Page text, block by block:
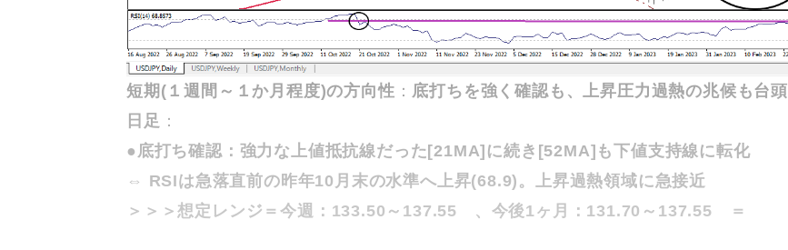
短期(１週間～１か月程度)の方向性 ： 底打ちを強く確認も、上昇圧力過熱の兆候も台頭
日足 ：
● 底打ち確認：強力な上値抵抗線だった[21MA]に続き[52MA]も下値支持線に転化
⇔ RSIは急落直前の昨年10月末の水準へ上昇(68.9)。上昇過熱領域に急接近
＞＞＞想定レンジ＝今週：133.50～137.55 、今後1ヶ月：131.70～137.55 ＝